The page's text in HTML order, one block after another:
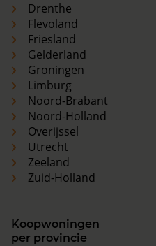
Drenthe
Flevoland
Friesland
Gelderland
Groningen
Limburg
Noord-Brabant
Noord-Holland
Overijssel
Utrecht
Zeeland
Zuid-Holland
Koopwoningen
per provincie